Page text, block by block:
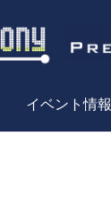
イベント情報